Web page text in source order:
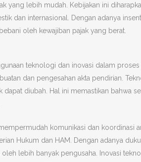
yang lebih mudah. Kebijakan ini
dan internasional. Dengan adanya
oleh kewajiban pajak yang berat.
teknologi dan inovasi dalam proses
dan pengesahan akta pendirian.
diubah. Hal ini memastikan bahwa
komunikasi dan koordinasi
Hukum dan HAM. Dengan adanya
lebih banyak pengusaha. Inovasi